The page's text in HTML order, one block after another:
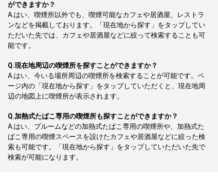
ができますか？
A. はい、喫煙所以外でも、喫煙可能なカフェや居酒屋、レストラ
ンなどを掲載しております。「現在地から探す」をタップしてい
ただいた先では、カフェや居酒屋などに絞って検索することも可
能です。
Q.現在地周辺の喫煙所を探すことができますか？
A. はい、今いる場所周辺の喫煙所を検索することが可能です。ペ
ージ内の「現在地から探す」をタップしていただくと、現在地周
辺の地図上に喫煙所が表示されます。
Q.加熱式たばこ専用の喫煙所も探すことができますか？
A. はい、プルームなどの加熱式たばこ専用の喫煙所や、加熱式た
ばこ専用の喫煙スペースを設けたカフェや居酒屋などに絞った検
索も可能です。「現在地から探す」をタップしていただいた先で
検索が可能になります。